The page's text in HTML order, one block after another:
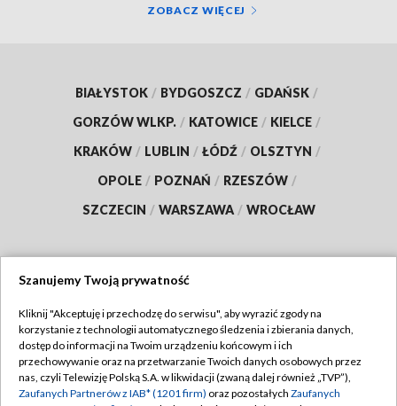
ZOBACZ WIĘCEJ
BIAŁYSTOK / BYDGOSZCZ / GDAŃSK /
GORZÓW WLKP. / KATOWICE / KIELCE /
KRAKÓW / LUBLIN / ŁÓDŹ / OLSZTYN /
OPOLE / POZNAŃ / RZESZÓW /
SZCZECIN / WARSZAWA / WROCŁAW
TVP
Abonament TVP
Emisja w TVP
Regulamin TVP
Polityka prywatności
Szanujemy Twoją prywatność
Kliknij "Akceptuję i przechodzę do serwisu", aby wyrazić zgody na
korzystanie z technologii automatycznego śledzenia i zbierania danych,
dostęp do informacji na Twoim urządzeniu końcowym i ich
przechowywanie oraz na przetwarzanie Twoich danych osobowych przez
nas, czyli Telewizję Polską S.A. w likwidacji (zwaną dalej również „TVP”),
Zaufanych Partnerów z IAB* (1201 firm) oraz pozostałych Zaufanych